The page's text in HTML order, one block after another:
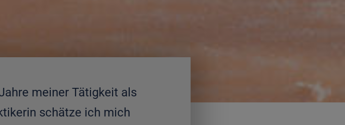
meiner Tätigkeit als
schätze ich mich